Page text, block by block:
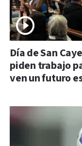
Día de San
piden trabajo
ven un futuro